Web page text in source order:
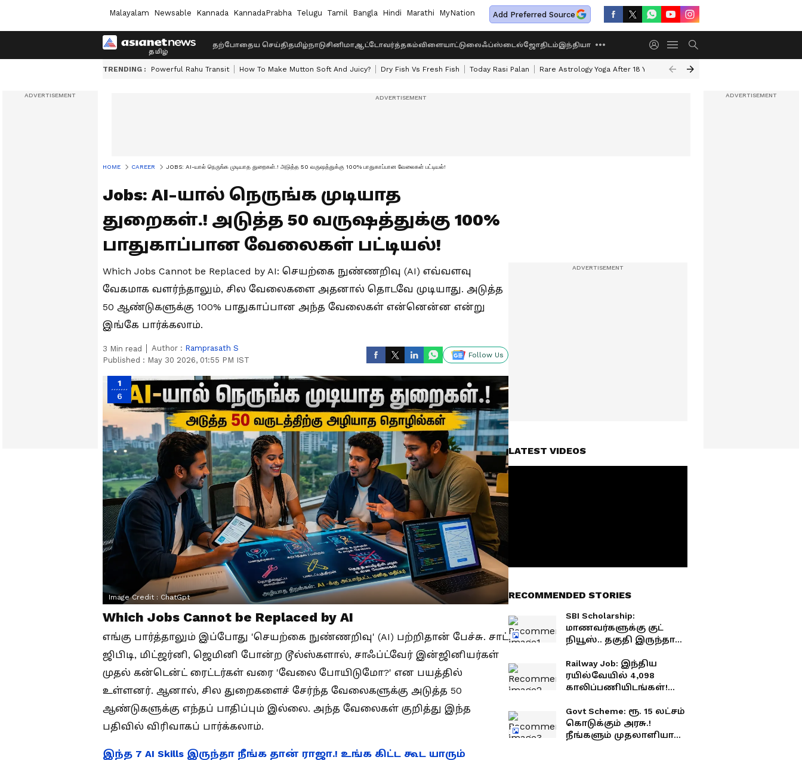
Malayalam Newsable Kannada KannadaPrabha Telugu Tamil Bangla Hindi Marathi MyNation Add Preferred Source
தற்போதைய செய்திதமிழ்நாடுசினிமாஆட்டோவர்த்தகம்விளையாட்டுலைஃப்ஸ்டைல்ஜோதிடம்இந்தியா
TRENDING : Powerful Rahu Transit How To Make Mutton Soft And Juicy? Dry Fish Vs Fresh Fish Today Rasi Palan Rare Astrology Yoga After 18 Years Dwi Pushkar Yoga 2026
HOME CAREER JOBS: AI-யால் நெருங்க முடியாத துறைகள்.! அடுத்த 50 வருஷத்துக்கு 100% பாதுகாப்பான வேலைகள் பட்டியல்!
Jobs: AI-யால் நெருங்க முடியாத
துறைகள்.! அடுத்த 50 வருஷத்துக்கு 100%
பாதுகாப்பான வேலைகள் பட்டியல்!
Which Jobs Cannot be Replaced by AI: செயற்கை நுண்ணறிவு (AI) எவ்வளவு
வேகமாக வளர்ந்தாலும், சில வேலைகளை அதனால் தொடவே முடியாது. அடுத்த
50 ஆண்டுகளுக்கு 100% பாதுகாப்பான அந்த வேலைகள் என்னென்ன என்று
இங்கே பார்க்கலாம்.
3 Min read Author : Ramprasath S
Published : May 30 2026, 01:55 PM IST
Follow Us
1
6
Image Credit : ChatGpt
Which Jobs Cannot be Replaced by AI
எங்கு பார்த்தாலும் இப்போது 'செயற்கை நுண்ணறிவு' (AI) பற்றிதான் பேச்சு. சாட்
ஜிபிடி, மிட்ஜர்னி, ஜெமினி போன்ற டூல்ஸ்களால், சாஃப்ட்வேர் இன்ஜினியர்கள்
முதல் கன்டென்ட் ரைட்டர்கள் வரை 'வேலை போயிடுமோ?' என பயத்தில்
உள்ளனர். ஆனால், சில துறைகளைச் சேர்ந்த வேலைகளுக்கு அடுத்த 50
ஆண்டுகளுக்கு எந்தப் பாதிப்பும் இல்லை. அந்த வேலைகள் குறித்து இந்த
பதிவில் விரிவாகப் பார்க்கலாம்.
இந்த 7 AI Skills இருந்தா நீங்க தான் ராஜா.! உங்க கிட்ட கூட யாரும்
LATEST VIDEOS
RECOMMENDED STORIES
SBI Scholarship:
மாணவர்களுக்கு குட்
நியூஸ்.. தகுதி இருந்தால்
உதவித்தொகை.. அப்ளை
பண்ணுங்க
Railway Job: இந்திய
ரயில்வேயில் 4,098
காலிப்பணியிடங்கள்!
தெரியுமா?
விண்ணப்பிப்பது எப்படி?
Govt Scheme: ரூ. 15 லட்சம்
கொடுக்கும் அரசு.!
நீங்களும் முதலாளியாக